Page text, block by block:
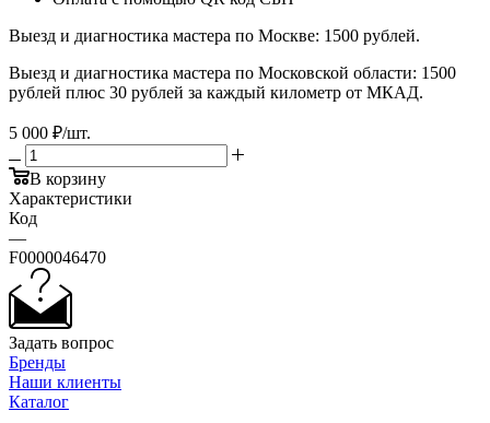
Выезд и диагностика мастера по Москве: 1500 рублей.
Выезд и диагностика мастера по Московской области: 1500
рублей плюс 30 рублей за каждый километр от МКАД.
5 000 ₽/шт.
В корзину
Характеристики
Код
—
F0000046470
Задать вопрос
Бренды
Наши клиенты
Каталог